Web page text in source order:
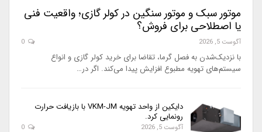
موتور سبک و موتور سنگین در کولر گازی؛ واقعیت فنی
یا اصطلاحی برای فروش؟
آگوست 5, 2026
با نزدیک‌شدن به فصل گرما، تقاضا برای خرید کولر گازی و انواع
سیستم‌های تهویه مطبوع افزایش پیدا می‌کند. اگر در…
دایکین از واحد تهویه VKM-JM با بازیافت حرارت
رونمایی کرد.
آگوست 5, 2026